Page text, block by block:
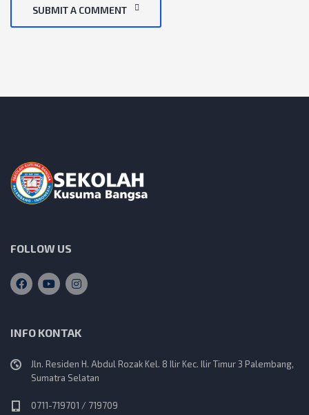
SUBMIT A COMMENT
FOLLOW US
INFO KONTAK
Jln. Residen H. Abdul Rozak Kel. 8 Ilir Kec. Ilir Timur 3 Palembang,
Sumatra Selatan
0711-719701 / 719709